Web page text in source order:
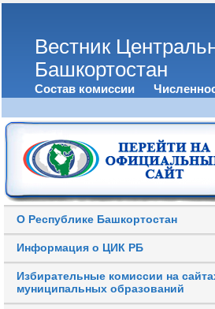
Вестник
Башкортостан
Состав комиссии
О Республике Башкортостан
Информация о ЦИК РБ
Избирательные комиссии на
муниципальных образований